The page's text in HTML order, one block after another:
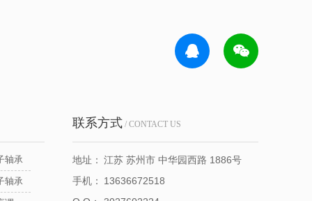
轴承
轴承
联系方式/ CONTACT US
地址： 江苏 苏州市 中华园西路 1886号
手机：
13636672518